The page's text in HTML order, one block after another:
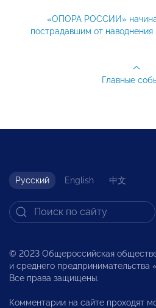
«ОПОРА РОССИИ»
пострадавшим от
Главные
Русский English 中文
© 2023 Общероссийская
и среднего
Все права защищены.
Комментарии на сайте проходят